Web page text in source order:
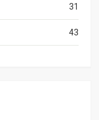
31
43